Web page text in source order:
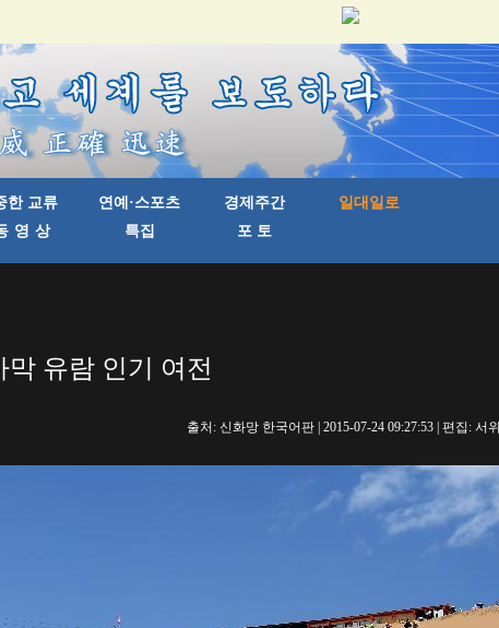
유람 인기 여전
출처: 신화망 한국어판 | 2015-07-24 09:27:53 | 편집: 서위